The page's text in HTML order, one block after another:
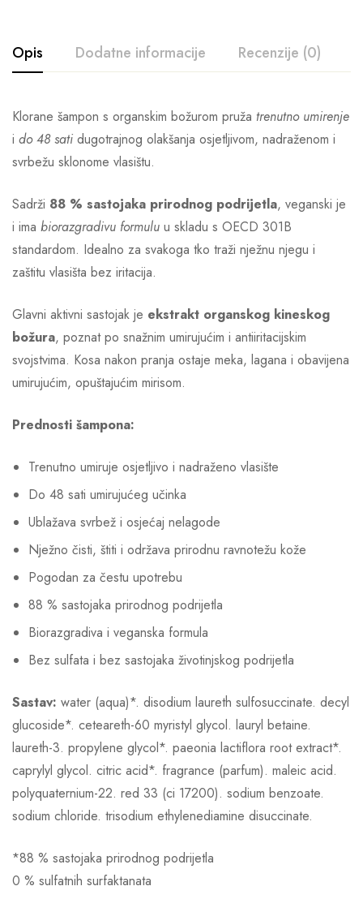
Opis Dodatne informacije Recenzije (0)
Klorane šampon s organskim božurom pruža trenutno umirenje
i do 48 sati dugotrajnog olakšanja osjetljivom, nadraženom i
svrbežu sklonome vlasištu.
Sadrži 88 % sastojaka prirodnog podrijetla, veganski je
i ima biorazgradivu formulu u skladu s OECD 301B
standardom. Idealno za svakoga tko traži nježnu njegu i
zaštitu vlasišta bez iritacija.
Glavni aktivni sastojak je ekstrakt organskog kineskog
božura, poznat po snažnim umirujućim i antiiritacijskim
svojstvima. Kosa nakon pranja ostaje meka, lagana i obavijena
umirujućim, opuštajućim mirisom.
Prednosti šampona:
Trenutno umiruje osjetljivo i nadraženo vlasište
Do 48 sati umirujućeg učinka
Ublažava svrbež i osjećaj nelagode
Nježno čisti, štiti i održava prirodnu ravnotežu kože
Pogodan za čestu upotrebu
88 % sastojaka prirodnog podrijetla
Biorazgradiva i veganska formula
Bez sulfata i bez sastojaka životinjskog podrijetla
Sastav: water (aqua)*. disodium laureth sulfosuccinate. decyl
glucoside*. ceteareth-60 myristyl glycol. lauryl betaine.
laureth-3. propylene glycol*. paeonia lactiflora root extract*.
caprylyl glycol. citric acid*. fragrance (parfum). maleic acid.
polyquaternium-22. red 33 (ci 17200). sodium benzoate.
sodium chloride. trisodium ethylenediamine disuccinate.
*88 % sastojaka prirodnog podrijetla
0 % sulfatnih surfaktanata